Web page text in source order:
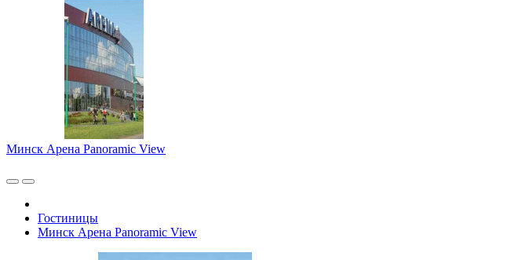
Минск Арена Panoramic View
Гостиницы
Минск Арена Panoramic View